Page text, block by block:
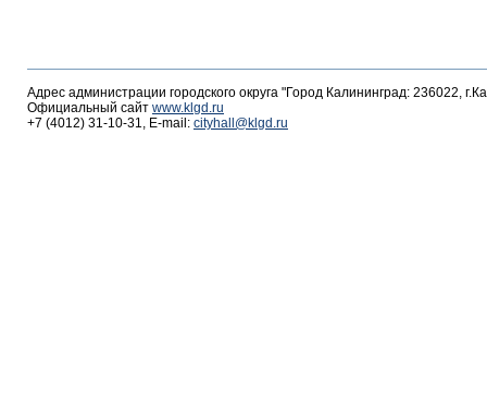
Адрес администрации городского округа "Город Калининград: 236022,
Официальный сайт www.klgd.ru
+7 (4012) 31-10-31, E-mail: cityhall@klgd.ru